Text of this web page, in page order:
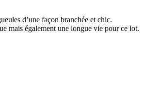
d’une façon branchée et chic.
mais également une longue vie pour ce lot.